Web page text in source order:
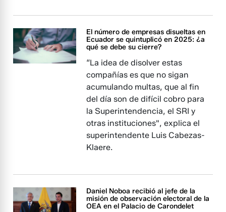
El número de empresas disueltas en
Ecuador se quintuplicó en 2025: ¿a
qué se debe su cierre?
“La idea de disolver estas
compañías es que no sigan
acumulando multas, que al fin
del día son de difícil cobro para
la Superintendencia, el SRI y
otras instituciones", explica el
superintendente Luis Cabezas-
Klaere.
Daniel Noboa recibió al jefe de la
misión de observación electoral de la
OEA en el Palacio de Carondelet